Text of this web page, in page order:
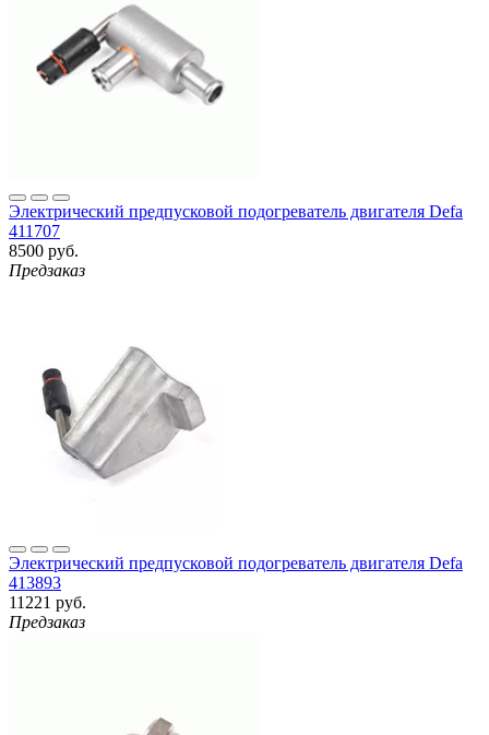
Электрический предпусковой подогреватель двигателя Defa
411707
8500 руб.
Предзаказ
Электрический предпусковой подогреватель двигателя Defa
413893
11221 руб.
Предзаказ